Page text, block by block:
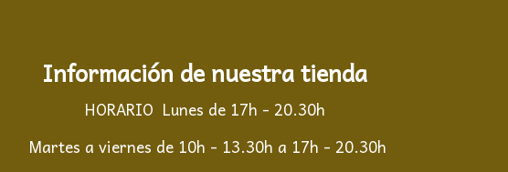
Información de nuestra tienda
HORARIO Lunes de 17h - 20.30h
Martes a viernes de 10h - 13.30h a 17h - 20.30h